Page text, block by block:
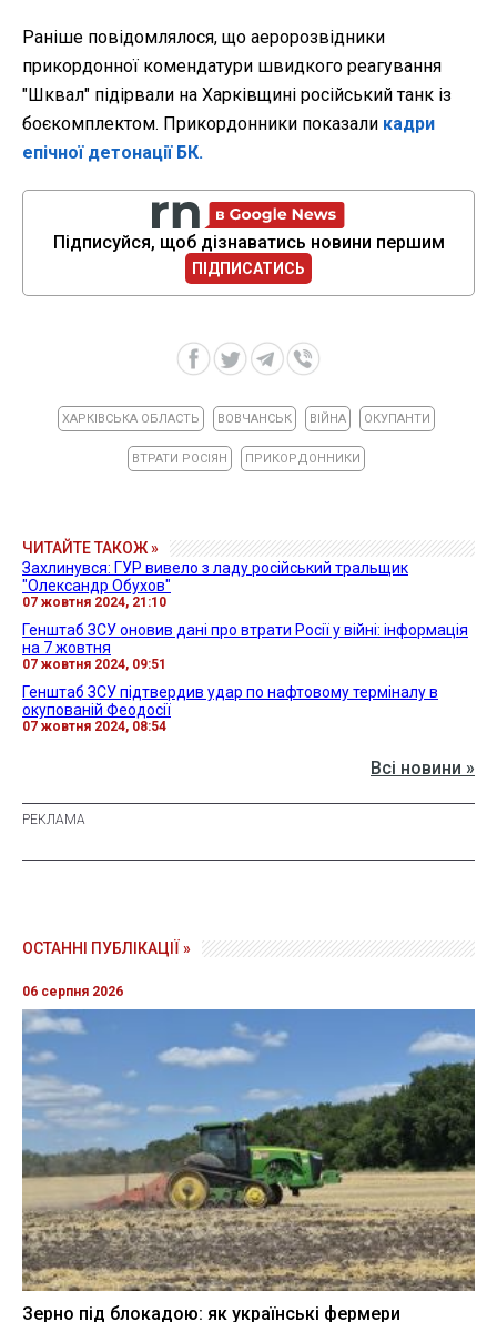
Раніше повідомлялося, що аеророзвідники
прикордонної комендатури швидкого реагування
"Шквал" підірвали на Харківщині російський танк із
боєкомплектом. Прикордонники показали кадри
епічної детонації БК.
Підписуйся, щоб дізнаватись новини першим
ПІДПИСАТИСЬ
ХАРКІВСЬКА ОБЛАСТЬ ВОВЧАНСЬК ВІЙНА ОКУПАНТИ
ВТРАТИ РОСІЯН ПРИКОРДОННИКИ
ЧИТАЙТЕ ТАКОЖ »
Захлинувся: ГУР вивело з ладу російський тральщик
"Олександр Обухов"
07 жовтня 2024, 21:10
Генштаб ЗСУ оновив дані про втрати Росії у війні: інформація
на 7 жовтня
07 жовтня 2024, 09:51
Генштаб ЗСУ підтвердив удар по нафтовому терміналу в
окупованій Феодосії
07 жовтня 2024, 08:54
Всі новини »
ОСТАННІ ПУБЛІКАЦІЇ »
06 серпня 2026
Зерно під блокадою: як українські фермери